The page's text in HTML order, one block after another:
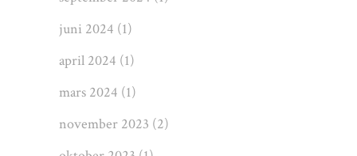
juni 2024 (1)
april 2024 (1)
mars 2024 (1)
november 2023 (2)